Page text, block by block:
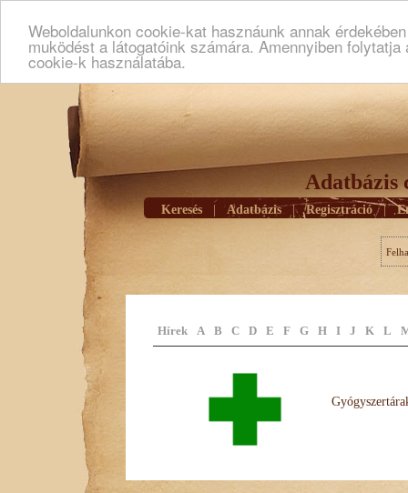
Weboldalunkon cookie-kat hasznáunk annak
muködést a látogatóink számára. Amennyiben
cookie-k használatába.
Adatbázis
Keresés Adatbázis | Regisztráció |
Hírek A B C D E F G H I J K L